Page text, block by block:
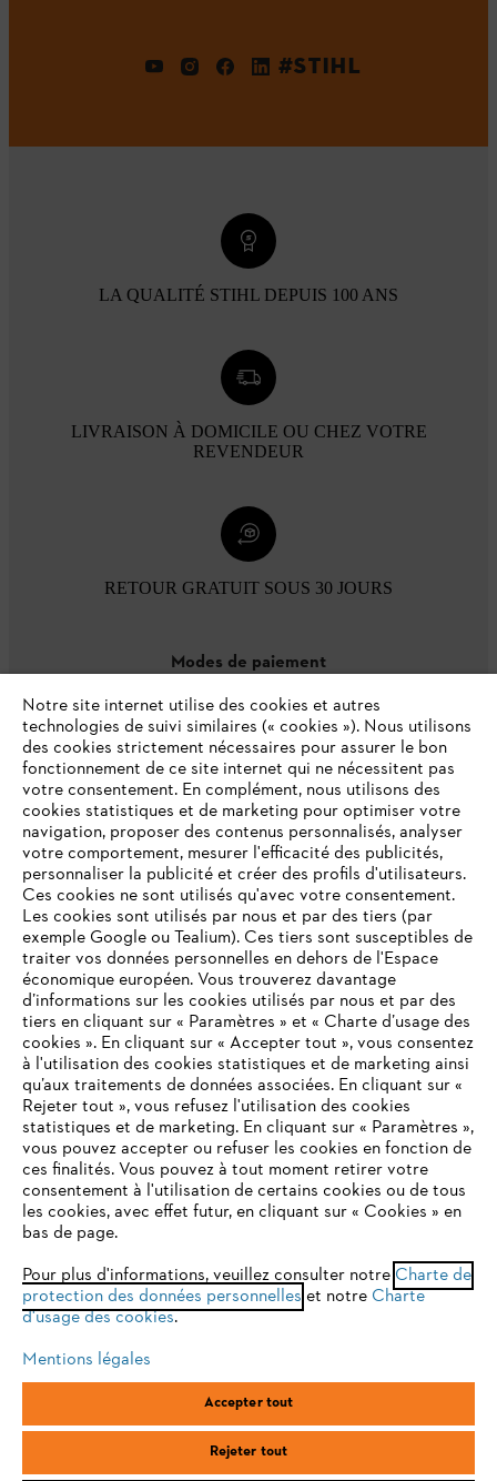
#STIHL
LA QUALITÉ STIHL DEPUIS 100 ANS
LIVRAISON À DOMICILE OU CHEZ VOTRE
REVENDEUR
RETOUR GRATUIT SOUS 30 JOURS
Modes de paiement
L'Entreprise
Questions / Réponses
Service
Conditions Générales de Vente
Mentions légales Cookies
Conditions de garantie
ANDREAS STIHL SAS, 1 rue des Epinettes, ZI Nord de Torcy, 77200
VOTRE NAVIGATEUR INTERNET
N'EST PLUS PRIS EN CHARGE
Vous utilisez un navigateur Internet que nous ne prenons plus
en charge, et certaines fonctionnalités de notre site ne
peuvent fonctionner correctement. Pour une utilisation
optimale de notre site, nous vous recommandons de passer à
l'un des navigateurs suivants :
firefox chrome
Notre site internet utilise des cookies et autres
technologies de suivi similaires (« cookies »). Nous utilisons
des cookies strictement nécessaires pour assurer le bon
fonctionnement de ce site internet qui ne nécessitent pas
votre consentement. En complément, nous utilisons des
cookies statistiques et de marketing pour optimiser votre
navigation, proposer des contenus personnalisés, analyser
votre comportement, mesurer l'efficacité des publicités,
personnaliser la publicité et créer des profils d'utilisateurs.
Ces cookies ne sont utilisés qu'avec votre consentement.
Les cookies sont utilisés par nous et par des tiers (par
exemple Google ou Tealium). Ces tiers sont susceptibles de
traiter vos données personnelles en dehors de l'Espace
économique européen. Vous trouverez davantage
d’informations sur les cookies utilisés par nous et par des
tiers en cliquant sur « Paramètres » et « Charte d’usage des
cookies ». En cliquant sur « Accepter tout », vous consentez
à l'utilisation des cookies statistiques et de marketing ainsi
qu’aux traitements de données associées. En cliquant sur «
Rejeter tout », vous refusez l'utilisation des cookies
statistiques et de marketing. En cliquant sur « Paramètres »,
vous pouvez accepter ou refuser les cookies en fonction de
ces finalités. Vous pouvez à tout moment retirer votre
consentement à l'utilisation de certains cookies ou de tous
les cookies, avec effet futur, en cliquant sur « Cookies » en
bas de page.
Pour plus d'informations, veuillez consulter notre Charte de
protection des données personnelles et notre Charte
d'usage des cookies.
Mentions légales
Accepter tout
Rejeter tout